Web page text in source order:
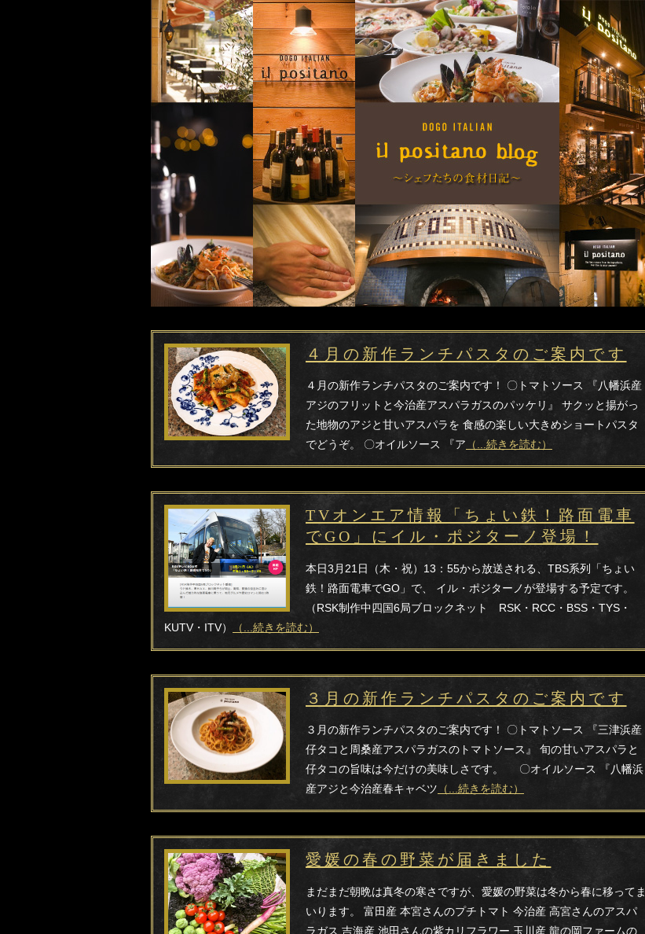
４月の新作ランチパスタのご案内です
４月の新作ランチパスタのご案内です！ 〇トマトソース 『八幡浜産
アジのフリットと今治産アスパラガスのパッケリ』 サクッと揚がっ
た地物のアジと甘いアスパラを 食感の楽しい大きめショートパスタ
でどうぞ。 〇オイルソース 『ア （...続きを読む）
TVオンエア情報「ちょい鉄！路面電車
でGO」にイル・ポジターノ登場！
本日3月21日（木・祝）13：55から放送される、TBS系列「ちょい
鉄！路面電車でGO」で、 イル・ポジターノが登場する予定です。
（RSK制作中四国6局ブロックネット RSK・RCC・BSS・TYS・
KUTV・ITV）
（...続きを読む）
３月の新作ランチパスタのご案内です
３月の新作ランチパスタのご案内です！ 〇トマトソース 『三津浜産
仔タコと周桑産アスパラガスのトマトソース』 旬の甘いアスパラと
仔タコの旨味は今だけの美味しさです。 〇オイルソース 『八幡浜
産アジと今治産春キャベツ （...続きを読む）
愛媛の春の野菜が届きました
まだまだ朝晩は真冬の寒さですが、愛媛の野菜は冬から春に移ってま
いります。 富田産 本宮さんのプチトマト 今治産 高宮さんのアスパ
ラガス 吉海産 池田さんの紫カリフラワー 玉川産 龍の岡ファームの